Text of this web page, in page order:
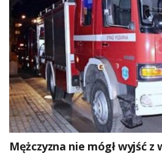
Mężczyzna nie mógł wyjść z